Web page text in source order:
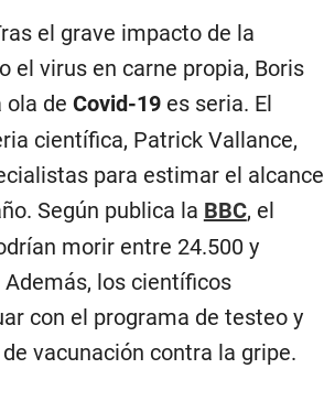
el grave impacto de la
el virus en carne propia, Boris
ola de Covid-19es seria. El
científica, Patrick Vallance,
para estimar el alcance
Según publica la BBC, el
morir entre 24.500 y
los científicos
con el programa de testeo y
vacunación contra la gripe.